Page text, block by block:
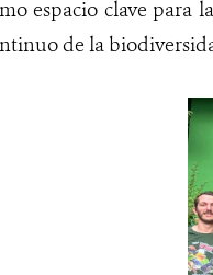
espacio clave para
de la